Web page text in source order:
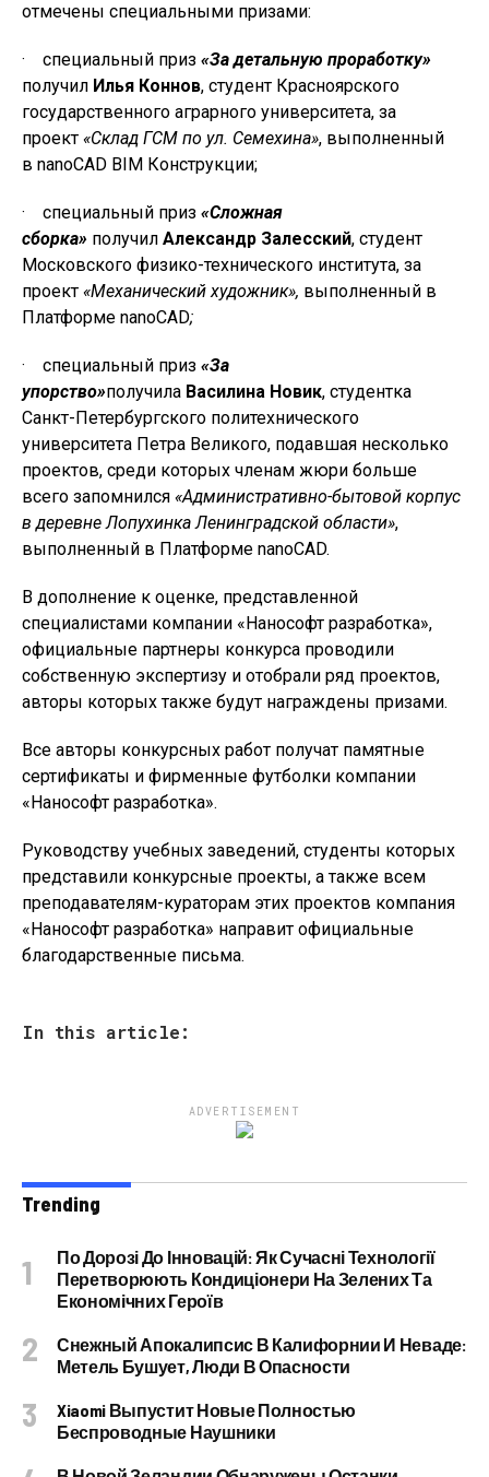
отмечены специальными призами:
· специальный приз «За детальную проработку»
получил Илья Коннов, студент Красноярского
государственного аграрного университета, за
проект «Склад ГСМ по ул. Семехина», выполненный
в nanoCAD BIM Конструкции;
· специальный приз «Сложная
сборка» получил Александр Залесский, студент
Московского физико-технического института, за
проект «Механический художник», выполненный в
Платформе nanoCAD;
· специальный приз «За
упорство»получила Василина Новик, студентка
Санкт-Петербургского политехнического
университета Петра Великого, подавшая несколько
проектов, среди которых членам жюри больше
всего запомнился «Административно-бытовой корпус
в деревне Лопухинка Ленинградской области»,
выполненный в Платформе nanoCAD.
В дополнение к оценке, представленной
специалистами компании «Нанософт разработка»,
официальные партнеры конкурса проводили
собственную экспертизу и отобрали ряд проектов,
авторы которых также будут награждены призами.
Все авторы конкурсных работ получат памятные
сертификаты и фирменные футболки компании
«Нанософт разработка».
Руководству учебных заведений, студенты которых
представили конкурсные проекты, а также всем
преподавателям-кураторам этих проектов компания
«Нанософт разработка» направит официальные
благодарственные письма.
In this article:
ADVERTISEMENT
Trending
По Дорозі До Інновацій: Як Сучасні Технології
Перетворюють Кондиціонери На Зелених Та
Економічних Героїв
Снежный Апокалипсис В Калифорнии И Неваде:
Метель Бушует, Люди В Опасности
Xiaomi Выпустит Новые Полностью
Беспроводные Наушники